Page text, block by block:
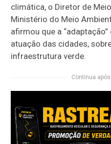
climática, o Diretor de
Ministério do Meio
afirmou que a
atuação das cidades,
infraestrutura verde.
Continua